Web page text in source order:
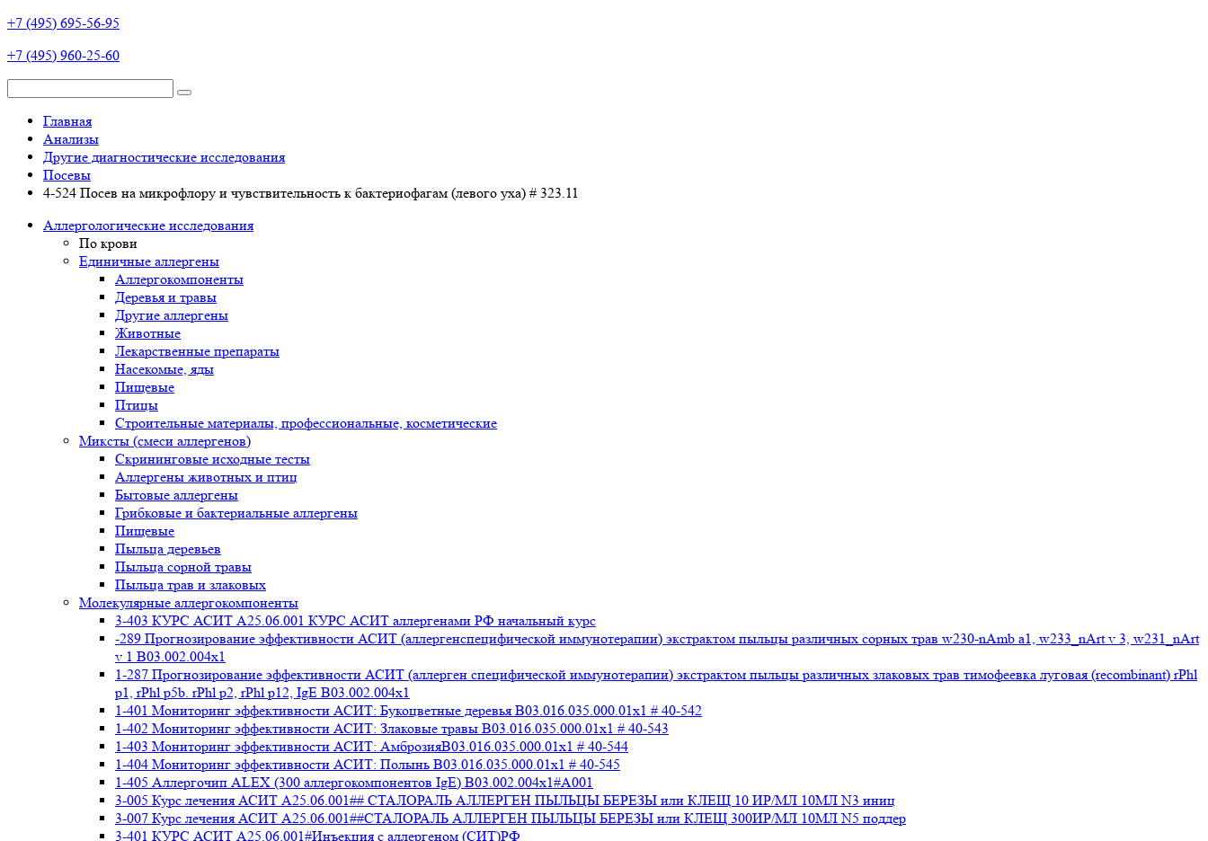
+7 (495) 695-56-95
+7 (495) 960-25-60
Главная
Анализы
Другие диагностические исследования
Посевы
4-524 Посев на микрофлору и чувствительность к бактериофагам (левого уха) # 323.11
Аллергологические исследования
По крови
Единичные аллергены
Аллергокомпоненты
Деревья и травы
Другие аллергены
Животные
Лекарственные препараты
Насекомые, яды
Пищевые
Птицы
Строительные материалы, профессиональные, косметические
Миксты (смеси аллергенов)
Cкрининговые исходные тесты
Аллергены животных и птиц
Бытовые аллергены
Грибковые и бактериальные аллергены
Пищевые
Пыльца деревьев
Пыльца сорной травы
Пыльца трав и злаковых
Молекулярные аллергокомпоненты
3-403 КУРС АСИТ А25.06.001 КУРС АСИТ аллергенами РФ начальный курс
-289 Прогнозирование эффективности АСИТ (аллергенспецифической иммунотерапии) экстрактом пыльцы различных сорных трав w230-nAmb a1, w233_nArt v 3, w231_nArt
v 1 В03.002.004x1
1-287 Прогнозирование эффективности АСИТ (аллерген специфической иммунотерапии) экстрактом пыльцы различных злаковых трав тимофеевка луговая (recombinant) rPhl
p1, rPhl p5b. rPhl p2, rPhl p12, IgE В03.002.004x1
1-401 Мониторинг эффективности АСИТ: Букоцветные деревья B03.016.035.000.01x1 # 40-542
1-402 Мониторинг эффективности АСИТ: Злаковые травы B03.016.035.000.01x1 # 40-543
1-403 Мониторинг эффективности АСИТ: АмброзияB03.016.035.000.01x1 # 40-544
1-404 Мониторинг эффективности АСИТ: Полынь B03.016.035.000.01x1 # 40-545
1-405 Аллергочип ALEX (300 аллергокомпонентов IgE) В03.002.004x1#А001
3-005 Курс лечения АСИТ А25.06.001## СТАЛОРАЛЬ АЛЛЕРГЕН ПЫЛЬЦЫ БЕРЕЗЫ или КЛЕЩ 10 ИР/МЛ 10МЛ N3 иниц
3-007 Курс лечения АСИТ А25.06.001##СТАЛОРАЛЬ АЛЛЕРГЕН ПЫЛЬЦЫ БЕРЕЗЫ или КЛЕЩ 300ИР/МЛ 10МЛ N5 поддер
3-401 КУРС АСИТ А25.06.001#Инъекция с аллергеном (СИТ)РФ